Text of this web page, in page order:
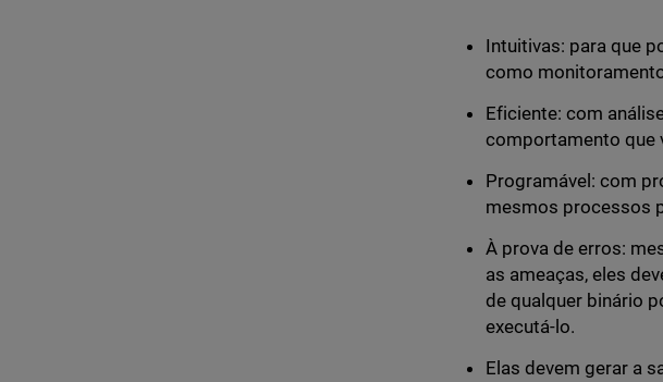
Intuitivas: para que
como
Eficiente: com
comportamento que
Programável: com
mesmos processos
À prova de erros:
as ameaças, eles
de qualquer binário
executá-lo.
Elas devem gerar a